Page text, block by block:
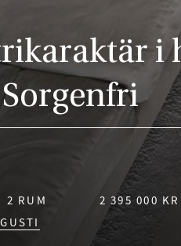
i
2 RUM
2 395 000 KR